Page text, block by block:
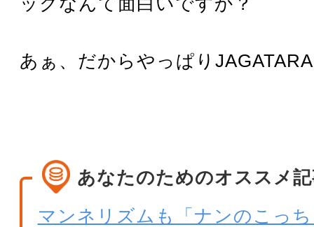
あぁ、だからやっぱり
あなたのためのオススメ
マンネリズムも「ナンのこっ